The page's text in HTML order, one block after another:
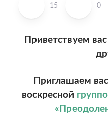
15 0
Приветствуем
Приглашаем
воскресной